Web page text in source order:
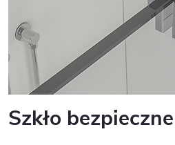
Szkło